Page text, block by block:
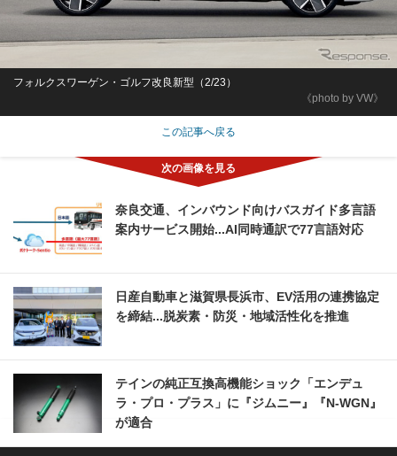
《photo by VW》
フォルクスワーゲン・ゴルフ改良新型（2/23）
この記事へ戻る
奈良交通、インバウンド向けバスガイド多言語
案内サービス開始...AI同時通訳で77言語対応
日産自動車と滋賀県長浜市、EV活用の連携協定
を締結...脱炭素・防災・地域活性化を推進
テインの純正互換高機能ショック「エンデュ
ラ・プロ・プラス」に『ジムニー』『N-WGN』
が適合